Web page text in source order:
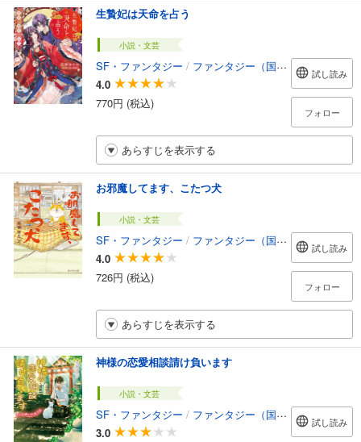
生贄妃は天命を占う
小説・文芸
SF・ファンタジー / ファンタジー（国内）
4.0
770円 (税込)
試し読み
フォロー
あらすじを表示する
お邪魔してます、こたつ犬
小説・文芸
SF・ファンタジー / ファンタジー（国内）
4.0
726円 (税込)
試し読み
フォロー
あらすじを表示する
神様の恋愛相談請け負います
小説・文芸
SF・ファンタジー / ファンタジー（国内）
3.0
試し読み